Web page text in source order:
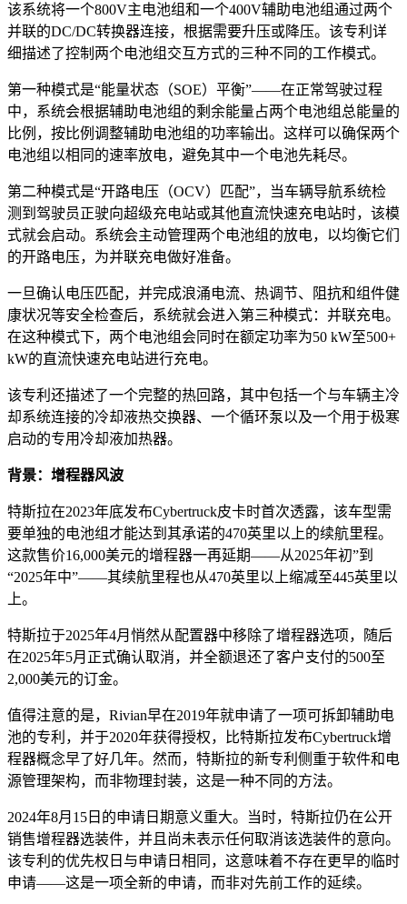
该系统将一个800V主电池组和一个400V辅助电池组通过两个
并联的DC/DC转换器连接，根据需要升压或降压。该专利详
细描述了控制两个电池组交互方式的三种不同的工作模式。
第一种模式是“能量状态（SOE）平衡”——在正常驾驶过程
中，系统会根据辅助电池组的剩余能量占两个电池组总能量的
比例，按比例调整辅助电池组的功率输出。这样可以确保两个
电池组以相同的速率放电，避免其中一个电池先耗尽。
第二种模式是“开路电压（OCV）匹配”，当车辆导航系统检
测到驾驶员正驶向超级充电站或其他直流快速充电站时，该模
式就会启动。系统会主动管理两个电池组的放电，以均衡它们
的开路电压，为并联充电做好准备。
一旦确认电压匹配，并完成浪涌电流、热调节、阻抗和组件健
康状况等安全检查后，系统就会进入第三种模式：并联充电。
在这种模式下，两个电池组会同时在额定功率为50 kW至500+
kW的直流快速充电站进行充电。
该专利还描述了一个完整的热回路，其中包括一个与车辆主冷
却系统连接的冷却液热交换器、一个循环泵以及一个用于极寒
启动的专用冷却液加热器。
背景：增程器风波
特斯拉在2023年底发布Cybertruck皮卡时首次透露，该车型需
要单独的电池组才能达到其承诺的470英里以上的续航里程。
这款售价16,000美元的增程器一再延期——从2025年初”到
“2025年中”——其续航里程也从470英里以上缩减至445英里以
上。
特斯拉于2025年4月悄然从配置器中移除了增程器选项，随后
在2025年5月正式确认取消，并全额退还了客户支付的500至
2,000美元的订金。
值得注意的是，Rivian早在2019年就申请了一项可拆卸辅助电
池的专利，并于2020年获得授权，比特斯拉发布Cybertruck增
程器概念早了好几年。然而，特斯拉的新专利侧重于软件和电
源管理架构，而非物理封装，这是一种不同的方法。
2024年8月15日的申请日期意义重大。当时，特斯拉仍在公开
销售增程器选装件，并且尚未表示任何取消该选装件的意向。
该专利的优先权日与申请日相同，这意味着不存在更早的临时
申请——这是一项全新的申请，而非对先前工作的延续。